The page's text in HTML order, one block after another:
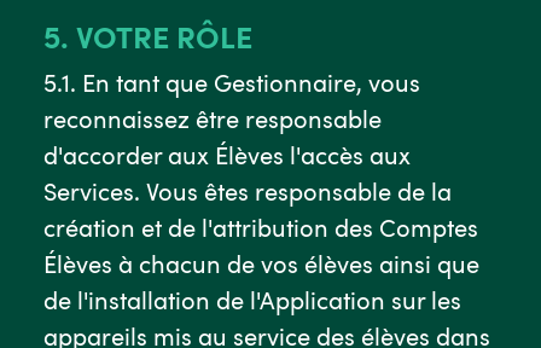
5. VOTRE RÔLE
5.1. En tant que Gestionnaire, vous
reconnaissez être responsable
d'accorder aux Élèves l'accès aux
Services. Vous êtes responsable de la
création et de l'attribution des Comptes
Élèves à chacun de vos élèves ainsi que
de l'installation de l'Application sur les
appareils mis au service des élèves dans